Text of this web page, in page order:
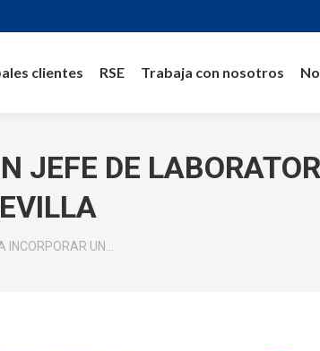
clientes RSE Trabaja con nosotros
JEFE DE
UN…